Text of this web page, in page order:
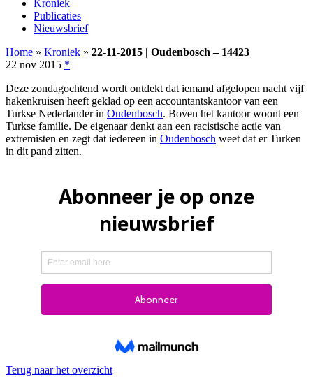
Kroniek
Publicaties
Nieuwsbrief
Home » Kroniek » 22-11-2015 | Oudenbosch – 14423
22 nov 2015 *
Deze zondagochtend wordt ontdekt dat iemand afgelopen nacht vijf
hakenkruisen heeft geklad op een accountantskantoor van een
Turkse Nederlander in Oudenbosch. Boven het kantoor woont een
Turkse familie. De eigenaar denkt aan een racistische actie van
extremisten en zegt dat iedereen in Oudenbosch weet dat er Turken
in dit pand zitten.
Terug naar het overzicht